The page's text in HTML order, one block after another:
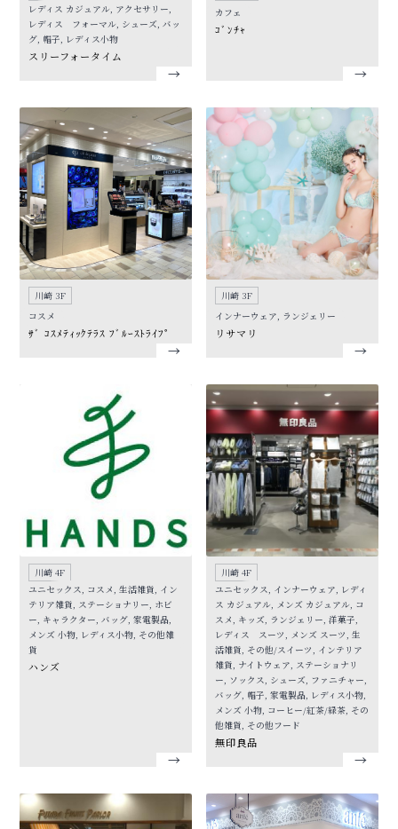
レディス カジュアル, アクセサリー,
レディス フォーマル, シューズ, バッ
グ, 帽子, レディス小物
スリーフォータイム
カフェ
ｺﾞﾝﾁｬ
川崎 3F
コスメ
ｻﾞ ｺｽﾒﾃｨｯｸﾃﾗｽ ﾌﾞﾙｰｽﾄﾗｲﾌﾟ
川崎 3F
インナーウェア, ランジェリー
リサマリ
川崎 4F
ユニセックス, コスメ, 生活雑貨, イン
テリア雑貨, ステーショナリー, ホビ
ー, キャラクター, バッグ, 家電製品,
メンズ 小物, レディス小物, その他雑
貨
ハンズ
川崎 4F
ユニセックス, インナーウェア, レディ
ス カジュアル, メンズ カジュアル, コ
スメ, キッズ, ランジェリー, 洋菓子,
レディス スーツ, メンズ スーツ, 生
活雑貨, その他/スイーツ, インテリア
雑貨, ナイトウェア, ステーショナリ
ー, ソックス, シューズ, ファニチャー,
バッグ, 帽子, 家電製品, レディス小物,
メンズ 小物, コーヒー/紅茶/緑茶, その
他雑貨, その他フード
無印良品